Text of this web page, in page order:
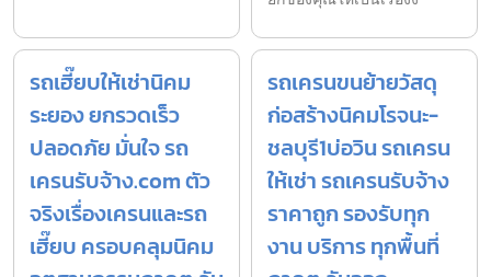
รถเฮี๊ยบให้เช่านิคม
ระยอง ยกรวดเร็ว
ปลอดภัย มั่นใจ รถ
เครนรับจ้าง.com ตัว
จริงเรื่องเครนและรถ
เฮี๊ยบ ครอบคลุมนิคม
รถเครนขนย้ายวัสดุ
ก่อสร้างนิคมโรจนะ-
ชลบุรี1บ่อวิน รถเครน
ให้เช่า รถเครนรับจ้าง
ราคาถูก รองรับทุก
งาน บริการ ทุกพื้นที่